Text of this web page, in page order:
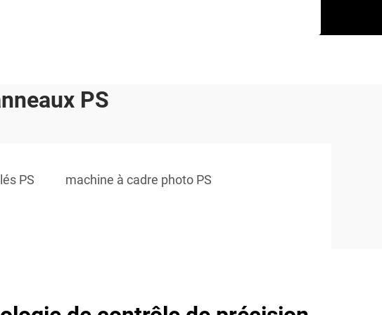
PS
PS machine à cadre photo PS